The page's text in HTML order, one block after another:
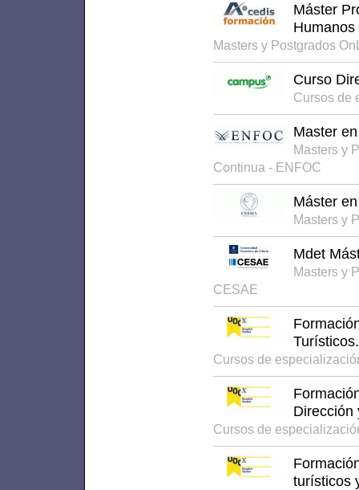
Máster
Humanos
Masters y Postgrados
Curso
Cursos de
Master
Masters y
Continua - ENFOC
Máster
Masters y
Mdet
Masters y
CESAE
Turísticos.
Cursos de
Dirección
Cursos de
turísticos